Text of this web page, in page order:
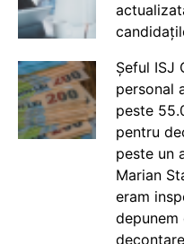
Șeful ISJ
personal
peste
pentru
peste un
Marian
eram
depunem